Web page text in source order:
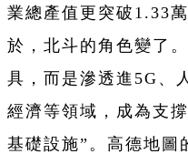
業總產值更突破1.33
於，北斗的角色變了
具，而是滲透進5G、
經濟等領域，成為支
基礎設施”。高德地圖